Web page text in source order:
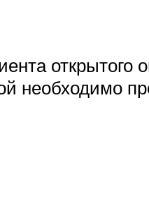
открытого
необходимо